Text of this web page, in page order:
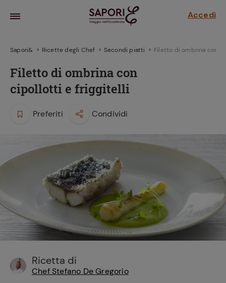
Accedi
e
ricetta
il
frutta
Sapori& Ricette degli Chef Secondi piatti Filetto di ombrina con
Filetto di ombrina con
cipollotti e friggitelli
Preferiti Condividi
Ricetta di
Chef Stefano De Gregorio